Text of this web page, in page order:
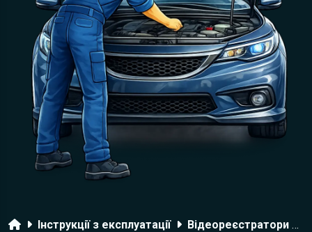
ГоловнаІнструкції з експлуатації
Відеореєстратори DOD